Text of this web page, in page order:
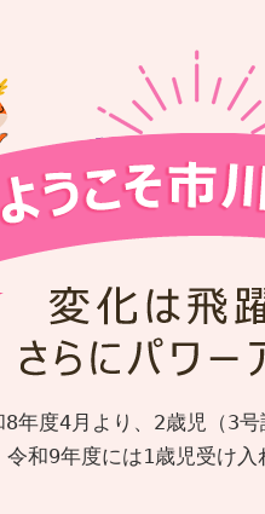
年度4月より、2歳児（3
令和9年度には1歳児受け入